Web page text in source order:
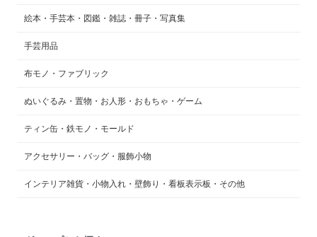
絵本・手芸本・図鑑・雑誌・冊子・写真集
手芸用品
布モノ・ファブリック
ぬいぐるみ・置物・お人形・おもちゃ・ゲーム
ティン缶・鉄モノ・モールド
アクセサリー・バッグ・服飾小物
インテリア雑貨・小物入れ・壁飾り・看板表示板・その他